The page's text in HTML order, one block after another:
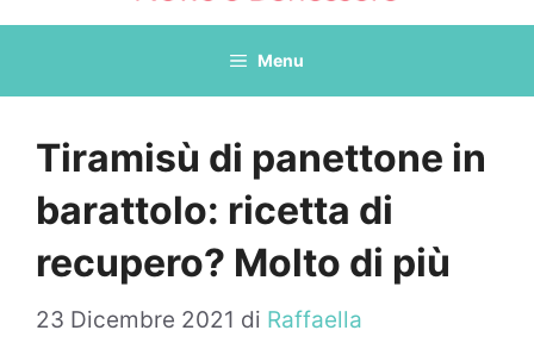
Menu
Tiramisù di panettone in
barattolo: ricetta di
recupero? Molto di più
23 Dicembre 2021 di Raffaella